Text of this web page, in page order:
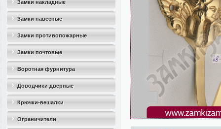
Замки накладные
Замки навесные
Замки противопожарные
Замки почтовые
Воротная фурнитура
Доводчики дверные
Крючки-вешалки
Ограничители